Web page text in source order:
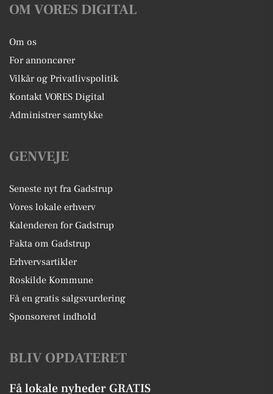
OM VORES DIGITAL
Om os
For annoncører
Vilkår og Privatlivspolitik
Kontakt VORES Digital
Administrer samtykke
GENVEJE
Seneste nyt fra Gadstrup
Vores lokale erhverv
Kalenderen for Gadstrup
Fakta om Gadstrup
Erhvervsartikler
Roskilde Kommune
Få en gratis salgsvurdering
Sponsoreret indhold
BLIV OPDATERET
Få lokale nyheder GRATIS